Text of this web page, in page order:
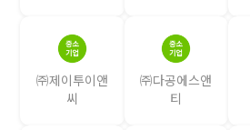
㈜제이투이앤
씨
㈜다공에스앤
티